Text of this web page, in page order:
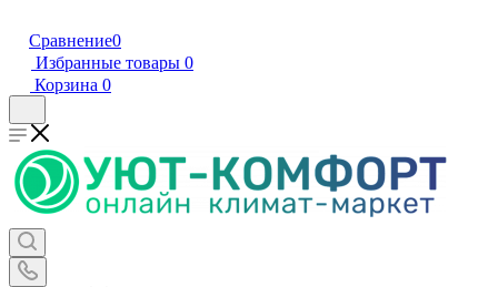
Сравнение0
Избранные товары 0
Корзина 0